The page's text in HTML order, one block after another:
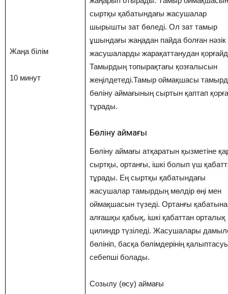
Жаңа білім
10 минут
сыртқы қабатындағы жасушалар
шырышты зат бөледі. Ол зат тамыр
ұшындағы жаңадан пайда болған нәзік
жасушаларды жарақаттанудан
Тамырдың топырақтағы қозғалысын
жеңілдетеді.Тамыр оймақшасы
бөліну аймағының сыртын қаптап
тұрады.
Бөліну аймағы
Бөліну аймағы атқаратын қызметіне
сыртқы, ортанғы, ішкі болып үш
тұрады. Ең сыртқы қабатындағы
жасушалар тамырдың мөлдір өңі мен
оймақшасын түзеді. Ортанғы
алғашқы қабық, ішкі қабаттан орталық
цилиндр түзіледі. Жасушалары
бөлініп, басқа бөлімдерінің
себепші болады.
Созылу (өсу) аймағы